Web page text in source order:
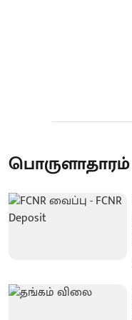
பொருளாதாரம்